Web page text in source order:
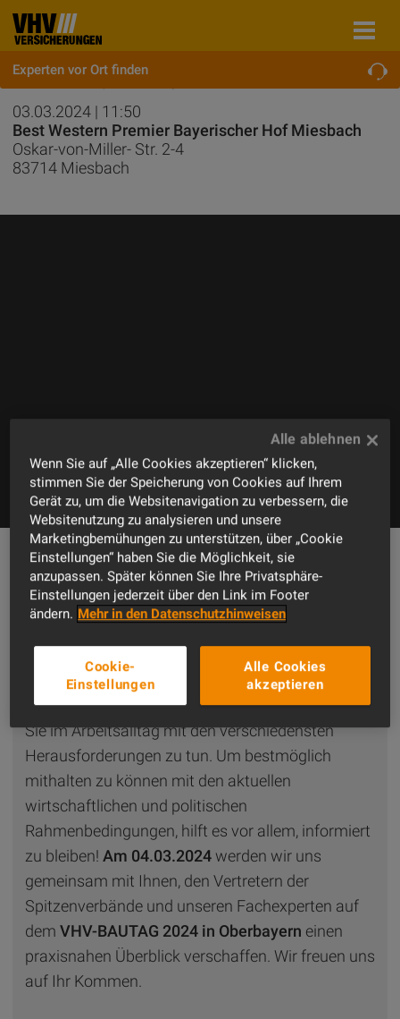
Experten vor Ort finden
VHV Bautag Oberbayern 2024
03.03.2024 | 11:50
Best Western Premier Bayerischer Hof Miesbach
Oskar-von-Miller- Str. 2-4
83714 Miesbach
Informationen zur Veranstaltung
Unser BAUTAG 2024 in Oberbayern –
praxisnah und mit topaktuellen
Branchenthemen!
Als Bauunternehmer, Bauhandwerker, Planer oder
Sachkundiger rund um die Bauwirtschaft haben
Sie im Arbeitsalltag mit den verschiedensten
Herausforderungen zu tun. Um bestmöglich
mithalten zu können mit den aktuellen
wirtschaftlichen und politischen
Rahmenbedingungen, hilft es vor allem, informiert
zu bleiben! Am 04.03.2024 werden wir uns
gemeinsam mit Ihnen, den Vertretern der
Spitzenverbände und unseren Fachexperten auf
dem VHV-BAUTAG 2024 in Oberbayern einen
praxisnahen Überblick verschaffen. Wir freuen uns
auf Ihr Kommen.
Wenn Sie auf „Alle Cookies akzeptieren“ klicken,
stimmen Sie der Speicherung von Cookies auf Ihrem
Gerät zu, um die Websitenavigation zu verbessern, die
Websitenutzung zu analysieren und unsere
Marketingbemühungen zu unterstützen, über „Cookie
Einstellungen“ haben Sie die Möglichkeit, sie
anzupassen. Später können Sie Ihre Privatsphäre-
Einstellungen jederzeit über den Link im Footer
ändern. Mehr in den Datenschutzhinweisen
Alle Cookies
akzeptieren
Cookie-
Einstellungen